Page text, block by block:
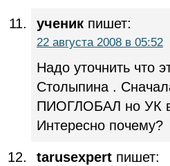
ученик пишет:
22 августа 2008 в 05:52
Надо уточнить что
Столыпина .
ПИОГЛОБАЛ но УК в
Интересно почему?
tarusexpert пишет: